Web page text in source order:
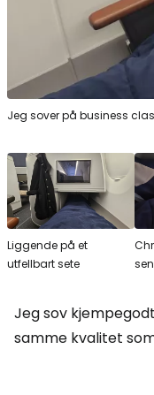
Jeg sover på business
Liggende på et
utfellbart sete
Jeg sov
samme kvalitet